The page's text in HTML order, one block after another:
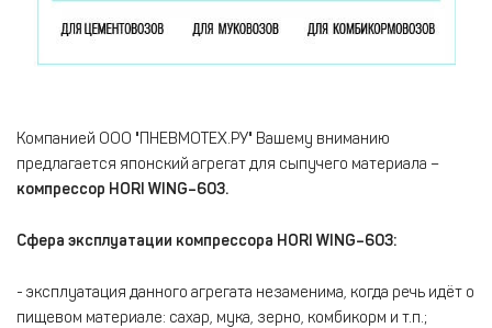
Компанией ООО "ПНЕВМОТЕХ.РУ" Вашему вниманию
предлагается японский агрегат для сыпучего материала –
компрессор HORI WING–603.
Сфера эксплуатации компрессора HORI WING–603:
- эксплуатация данного агрегата незаменима, когда речь идёт о
пищевом материале: сахар, мука, зерно, комбикорм и т.п.;